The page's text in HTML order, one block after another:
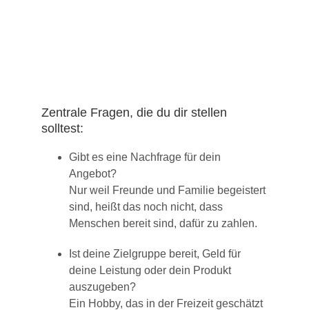
Zentrale Fragen, die du dir stellen
solltest:
Gibt es eine Nachfrage für dein
Angebot?
Nur weil Freunde und Familie begeistert
sind, heißt das noch nicht, dass
Menschen bereit sind, dafür zu zahlen.
Ist deine Zielgruppe bereit, Geld für
deine Leistung oder dein Produkt
auszugeben?
Ein Hobby, das in der Freizeit geschätzt